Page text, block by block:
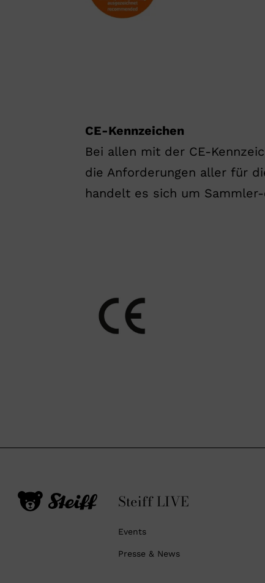
CE-Kennzeichen
Bei allen mit der CE-
die Anforderungen aller für
handelt es sich um
Steiff LIVE
Events
Presse & News